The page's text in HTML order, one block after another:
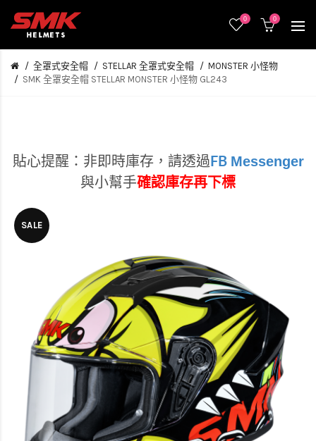
0 0
全罩式安全帽 STELLAR 全罩式安全帽
MONSTER 小怪物
SMK 全罩安全帽 STELLAR MONSTER 小怪物 GL243
貼心提醒：非即時庫存， 請透過 FB Messenger
與小幫手確認庫存再下標
SALE